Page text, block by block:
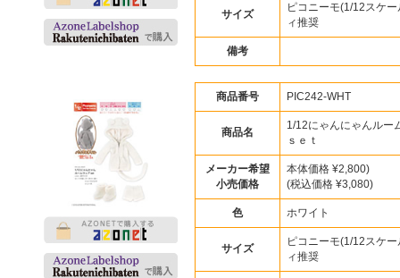
サイズ
ピコニーモ(1/12スケ
ィ推奨
備考
商品番号 PIC242-WHT
商品名
1/12にゃんにゃんルー
ｓｅｔ
メーカー希望
小売価格
本体価格 ¥2,800)
(税込価格 ¥3,080)
色 ホワイト
サイズ
ピコニーモ(1/12スケ
ィ推奨